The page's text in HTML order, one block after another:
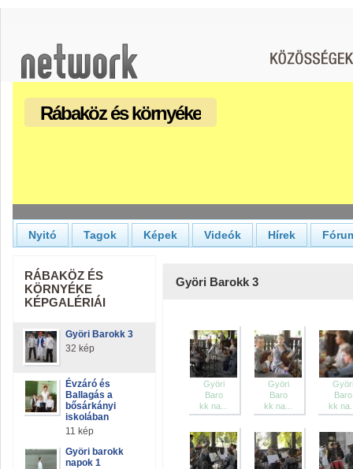
Rábaköz és környéke
Nyitó Tagok Képek Videók Hírek
RÁBAKÖZ ÉS
KÖRNYÉKE
KÉPGALÉRIÁI
Györi Barokk 3
32 kép
Évzáró és
Ballagás a
bősárkányi
iskolában
11 kép
Györi barokk
napok 1
Györi Barokk 3
Györi
Baro
kk na...
Györi
Baro
kk na...
Györi
Baro
kk